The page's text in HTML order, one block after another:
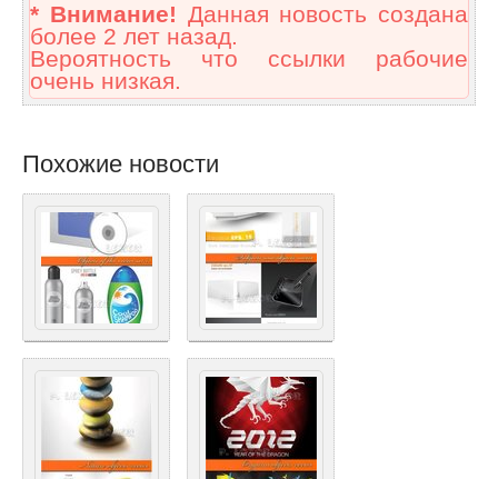
* Внимание! Данная новость создана
более 2 лет назад.
Вероятность что ссылки рабочие
очень низкая.
Похожие новости